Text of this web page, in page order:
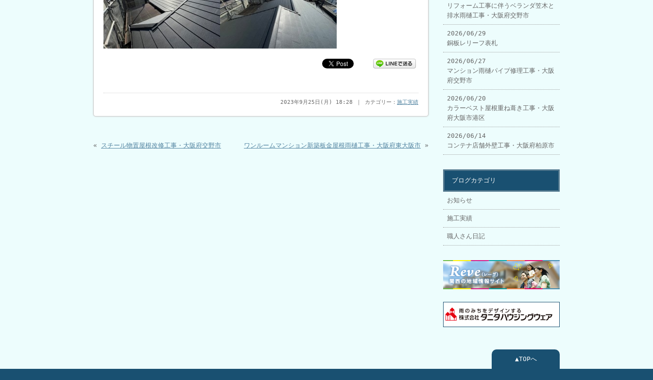
2023年9月25日(月) 18:28 ｜ カテゴリー： 施工実績
« スチール物置屋根改修工事・大阪府交野市 ワンルームマンション新築板金屋根雨樋工事・大阪府東大阪市 »
リフォーム工事に伴うベランダ笠木と
排水雨樋工事・大阪府交野市
2026/06/29
銅板レリーフ表札
2026/06/27
マンション雨樋パイプ修理工事・大阪
府交野市
2026/06/20
カラーベスト屋根重ね葺き工事・大阪
府大阪市港区
2026/06/14
コンテナ店舗外壁工事・大阪府柏原市
ブログカテゴリ
お知らせ
施工実績
職人さん日記
▲TOPへ